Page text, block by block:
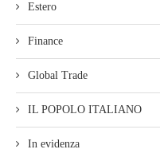
Estero
Finance
Global Trade
IL POPOLO ITALIANO
In evidenza